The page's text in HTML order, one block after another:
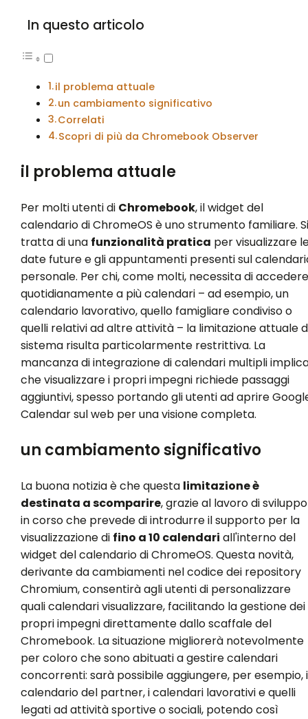
In questo articolo
il problema attuale
un cambiamento significativo
Correlati
Scopri di più da Chromebook Observer
il problema attuale
Per molti utenti di Chromebook, il widget del
calendario di ChromeOS è uno strumento familiare. Si
tratta di una funzionalità pratica per visualizzare
date future e gli appuntamenti presenti sul
personale. Per chi, come molti, necessita di accedere
quotidianamente a più calendari – ad esempio, un
calendario lavorativo, quello famigliare condiviso o
quelli relativi ad altre attività – la limitazione attuale
sistema risulta particolarmente restrittiva. La
mancanza di integrazione di calendari multipli
che visualizzare i propri impegni richiede passaggi
aggiuntivi, spesso portando gli utenti ad aprire
Calendar sul web per una visione completa.
un cambiamento significativo
La buona notizia è che questa limitazione è
destinata a scomparire, grazie al lavoro di sviluppo
in corso che prevede di introdurre il supporto per la
visualizzazione di fino a 10 calendari all'interno del
widget del calendario di ChromeOS. Questa novità,
derivante da cambiamenti nel codice dei repository
Chromium, consentirà agli utenti di personalizzare
quali calendari visualizzare, facilitando la gestione dei
propri impegni direttamente dallo scaffale del
Chromebook. La situazione migliorerà notevolmente
per coloro che sono abituati a gestire calendari
concorrenti: sarà possibile aggiungere, per esempio,
calendario del partner, i calendari lavorativi e quelli
legati ad attività sportive o sociali, potendo così